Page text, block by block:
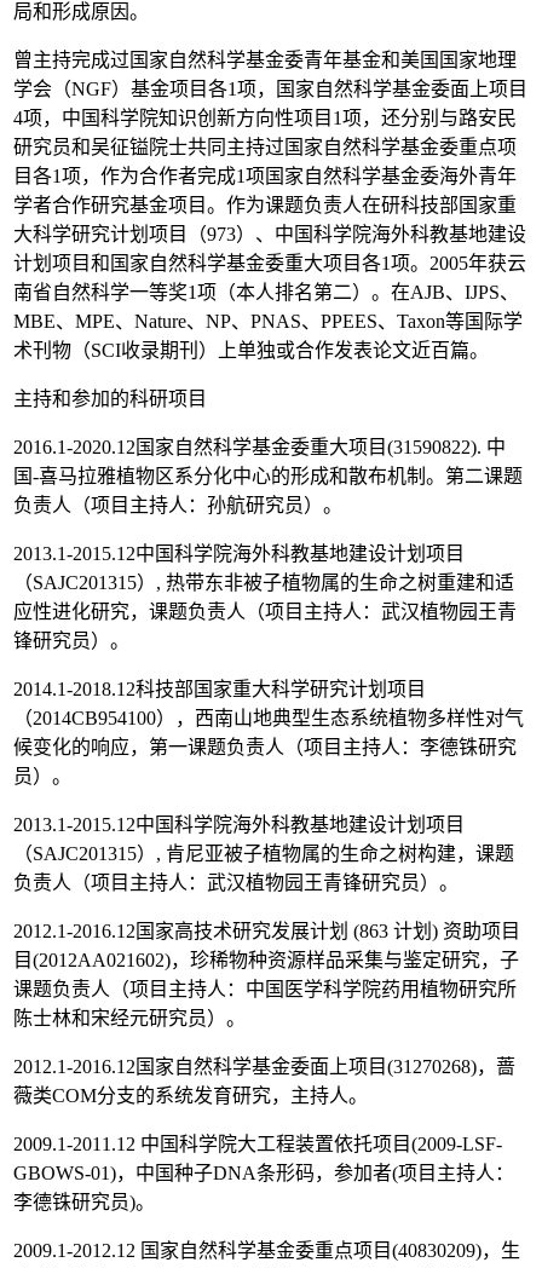
局和形成原因。
曾主持完成过国家自然科学基金委青年基金和美国国家地理
学会（NGF）基金项目各1项，国家自然科学基金委面上项目
4项，中国科学院知识创新方向性项目1项，还分别与路安民
研究员和吴征镒院士共同主持过国家自然科学基金委重点项
目各1项，作为合作者完成1项国家自然科学基金委海外青年
学者合作研究基金项目。作为课题负责人在研科技部国家重
大科学研究计划项目（973）、中国科学院海外科教基地建设
计划项目和国家自然科学基金委重大项目各1项。2005年获云
南省自然科学一等奖1项（本人排名第二）。在AJB、IJPS、
MBE、MPE、Nature、NP、PNAS、PPEES、Taxon等国际学
术刊物（SCI收录期刊）上单独或合作发表论文近百篇。
主持和参加的科研项目
2016.1-2020.12国家自然科学基金委重大项目(31590822). 中
国-喜马拉雅植物区系分化中心的形成和散布机制。第二课题
负责人（项目主持人：孙航研究员）。
2013.1-2015.12中国科学院海外科教基地建设计划项目
（SAJC201315）, 热带东非被子植物属的生命之树重建和适
应性进化研究，课题负责人（项目主持人：武汉植物园王青
锋研究员）。
2014.1-2018.12科技部国家重大科学研究计划项目
（2014CB954100），西南山地典型生态系统植物多样性对气
候变化的响应，第一课题负责人（项目主持人：李德铢研究
员）。
2013.1-2015.12中国科学院海外科教基地建设计划项目
（SAJC201315）, 肯尼亚被子植物属的生命之树构建，课题
负责人（项目主持人：武汉植物园王青锋研究员）。
2012.1-2016.12国家高技术研究发展计划 (863 计划) 资助项目
目(2012AA021602)，珍稀物种资源样品采集与鉴定研究，子
课题负责人（项目主持人：中国医学科学院药用植物研究所
陈士林和宋经元研究员）。
2012.1-2016.12国家自然科学基金委面上项目(31270268)，蔷
薇类COM分支的系统发育研究，主持人。
2009.1-2011.12 中国科学院大工程装置依托项目(2009-LSF-
GBOWS-01)，中国种子DNA条形码，参加者(项目主持人：
李德铢研究员)。
2009.1-2012.12 国家自然科学基金委重点项目(40830209)，生